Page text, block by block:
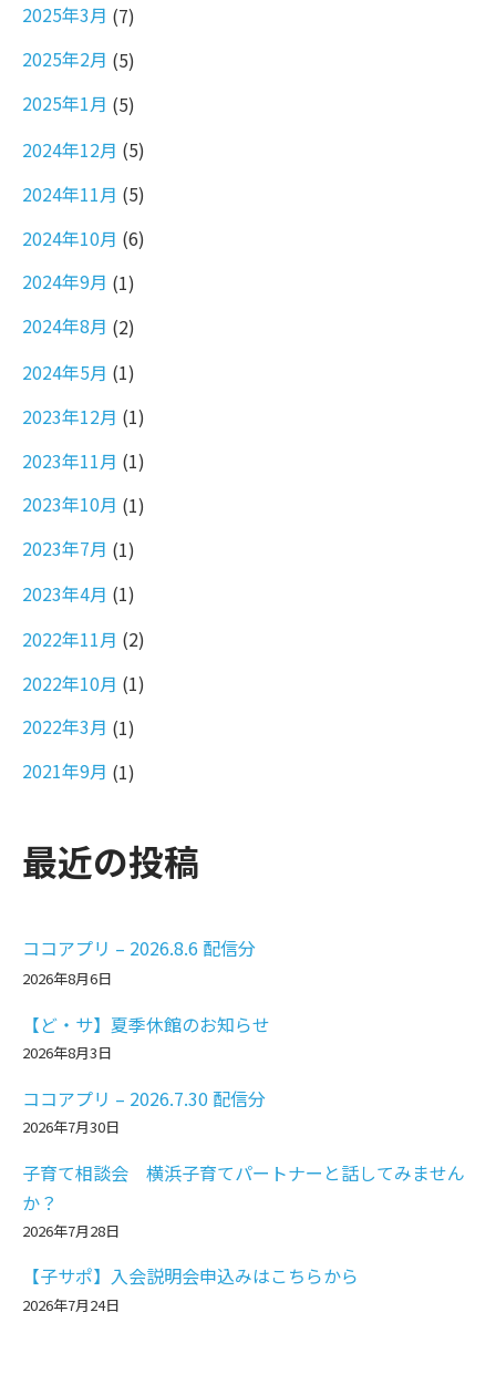
2025年3月 (7)
2025年2月 (5)
2025年1月 (5)
2024年12月 (5)
2024年11月 (5)
2024年10月 (6)
2024年9月 (1)
2024年8月 (2)
2024年5月 (1)
2023年12月 (1)
2023年11月 (1)
2023年10月 (1)
2023年7月 (1)
2023年4月 (1)
2022年11月 (2)
2022年10月 (1)
2022年3月 (1)
2021年9月 (1)
最近の投稿
ココアプリ – 2026.8.6 配信分
2026年8月6日
【ど・サ】夏季休館のお知らせ
2026年8月3日
ココアプリ – 2026.7.30 配信分
2026年7月30日
子育て相談会 横浜子育てパートナーと話してみません
か？
2026年7月28日
【子サポ】入会説明会申込みはこちらから
2026年7月24日